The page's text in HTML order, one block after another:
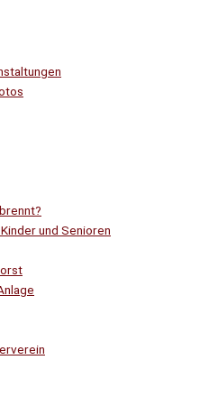
und Senioren